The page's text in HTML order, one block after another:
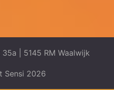
| 5145 RM Waalwijk
Sensi 2026